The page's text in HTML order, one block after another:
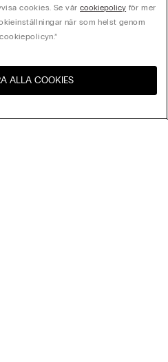
Förenta Staterna
cookies. Se vårcookiepolicy för mer
när som helst genom
ALLA COOKIES